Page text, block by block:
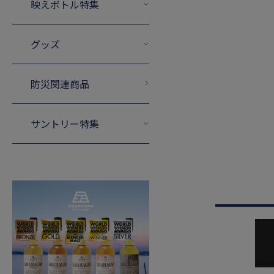
映えボトル特集
グッズ
防災関連商品
サントリー特集